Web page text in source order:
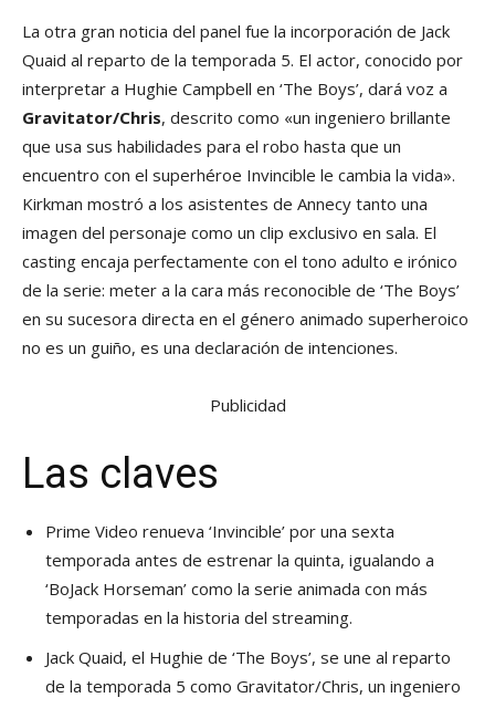
La otra gran noticia del panel fue la incorporación de Jack
Quaid al reparto de la temporada 5. El actor, conocido por
interpretar a Hughie Campbell en ‘The Boys’, dará voz a
Gravitator/Chris, descrito como «un ingeniero brillante
que usa sus habilidades para el robo hasta que un
encuentro con el superhéroe Invincible le cambia la vida».
Kirkman mostró a los asistentes de Annecy tanto una
imagen del personaje como un clip exclusivo en sala. El
casting encaja perfectamente con el tono adulto e irónico
de la serie: meter a la cara más reconocible de ‘The Boys’
en su sucesora directa en el género animado superheroico
no es un guiño, es una declaración de intenciones.
Publicidad
Las claves
Prime Video renueva ‘Invincible’ por una sexta
temporada antes de estrenar la quinta, igualando a
‘BoJack Horseman’ como la serie animada con más
temporadas en la historia del streaming.
Jack Quaid, el Hughie de ‘The Boys’, se une al reparto
de la temporada 5 como Gravitator/Chris, un ingeniero